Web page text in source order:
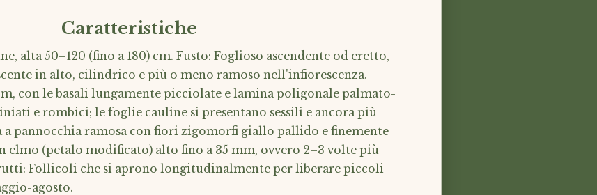
Caratteristiche
alta 50–120 (fino a 180) cm. Fusto: Foglioso ascendente od eretto,
in alto, cilindrico e più o meno ramoso nell'infiorescenza.
con le basali lungamente picciolate e lamina poligonale palmato-
e rombici; le foglie cauline si presentano sessili e ancora più
a pannocchia ramosa con fiori zigomorfi giallo pallido e finemente
elmo (petalo modificato) alto fino a 35 mm, ovvero 2–3 volte più
Follicoli che si aprono longitudinalmente per liberare piccoli
agosto.